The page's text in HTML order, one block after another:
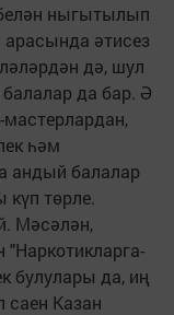
белән ныгытылып
әтисез
дә, шул
да бар. Ә
һәм
андый балалар
төрле.
Мәсәлән,
булулары да, иң
Казан